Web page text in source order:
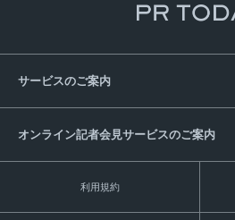
サービスのご案内
オンライン記者会見サービスのご案内
利用規約